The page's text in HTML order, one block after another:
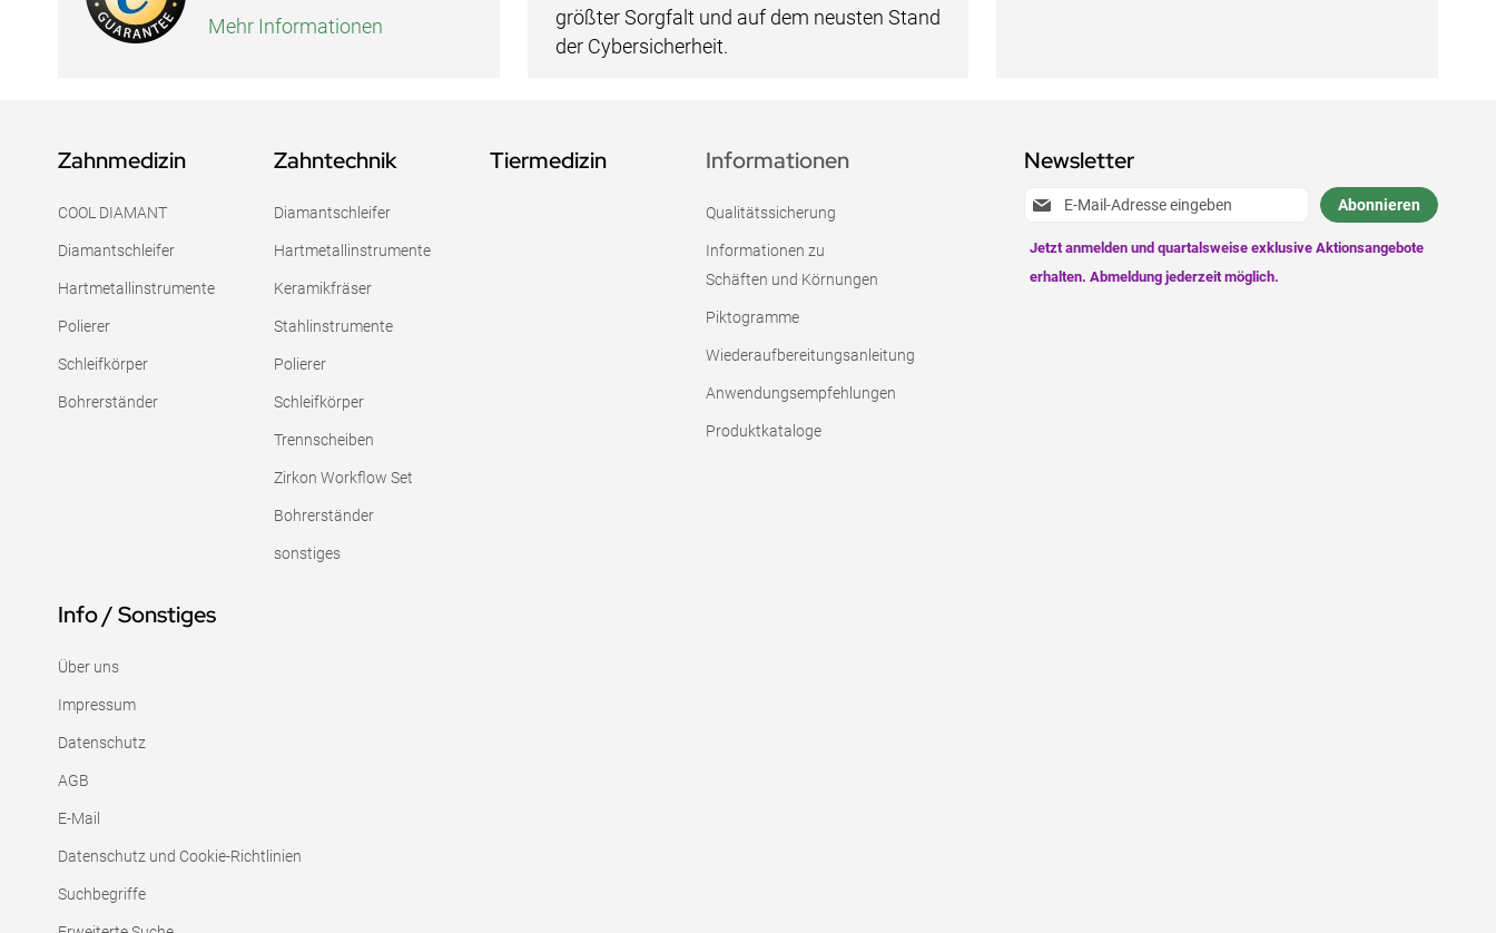
Mehr Informationen
größter Sorgfalt und auf dem neusten Stand
der Cybersicherheit.
Newsletter
Anmeldung
Newsletter:
Abonnieren
Zahnmedizin
COOL DIAMANT
Diamantschleifer
Hartmetallinstrumente
Polierer
Schleifkörper
Bohrerständer
Zahntechnik
Diamantschleifer
Hartmetallinstrumente
Keramikfräser
Stahlinstrumente
Polierer
Schleifkörper
Trennscheiben
Zirkon Workflow Set
Bohrerständer
sonstiges
Tiermedizin Informationen
Qualitätssicherung
Informationen zu
Schäften und Körnungen
Piktogramme
Wiederaufbereitungsanleitung
Anwendungsempfehlungen
Produktkataloge
Info / Sonstiges
Über uns
Impressum
Datenschutz
AGB
E-Mail
Datenschutz und Cookie-Richtlinien
Suchbegriffe